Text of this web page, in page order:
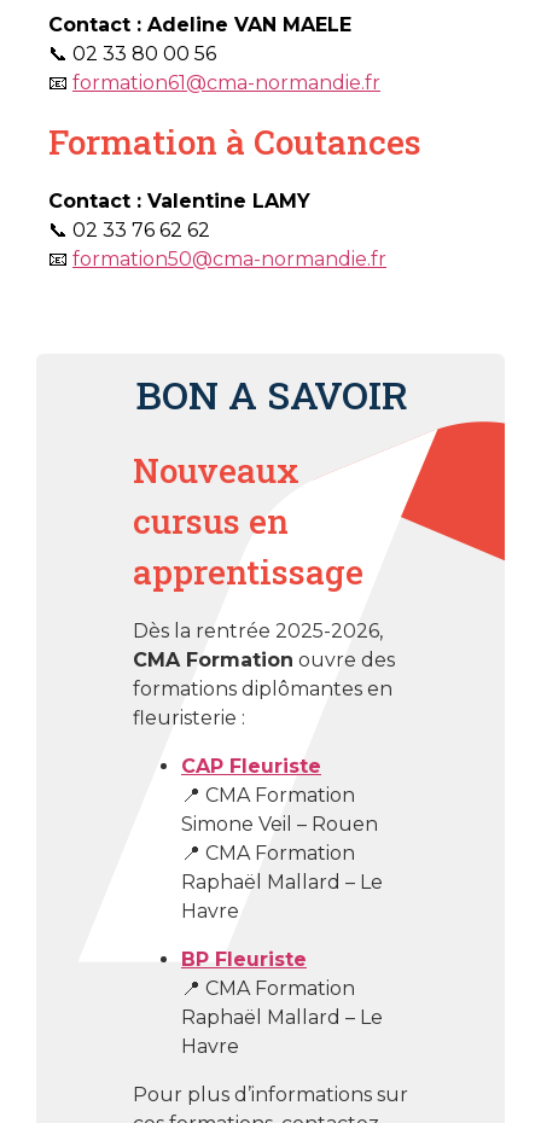
Contact : Adeline VAN MAELE
📞 02 33 80 00 56
📧 formation61@cma-normandie.fr
Formation à Coutances
Contact : Valentine LAMY
📞 02 33 76 62 62
📧 formation50@cma-normandie.fr
BON A SAVOIR
Nouveaux
cursus en
apprentissage
Dès la rentrée 2025-2026,
CMA Formation ouvre des
formations diplômantes en
fleuristerie :
CAP Fleuriste
📍 CMA Formation
Simone Veil – Rouen
📍 CMA Formation
Raphaël Mallard – Le
Havre
BP Fleuriste
📍 CMA Formation
Raphaël Mallard – Le
Havre
Pour plus d’informations sur